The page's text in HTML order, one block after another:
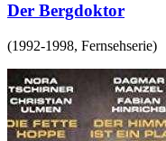
Der Bergdoktor
(1992-1998, Fernsehserie)